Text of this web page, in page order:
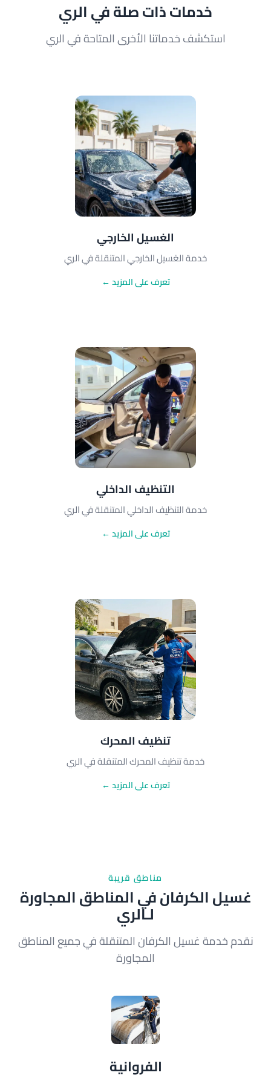
خدمات ذات صلة في الري
استكشف خدماتنا الأخرى المتاحة في الري
الغسيل الخارجي
خدمة الغسيل الخارجي المتنقلة في الري
تعرف على المزيد ←
التنظيف الداخلي
خدمة التنظيف الداخلي المتنقلة في الري
تعرف على المزيد ←
تنظيف المحرك
خدمة تنظيف المحرك المتنقلة في الري
تعرف على المزيد ←
مناطق قريبة
غسيل الكرفان في المناطق المجاورة
لـالري
نقدم خدمة غسيل الكرفان المتنقلة في جميع المناطق
المجاورة
الفروانية